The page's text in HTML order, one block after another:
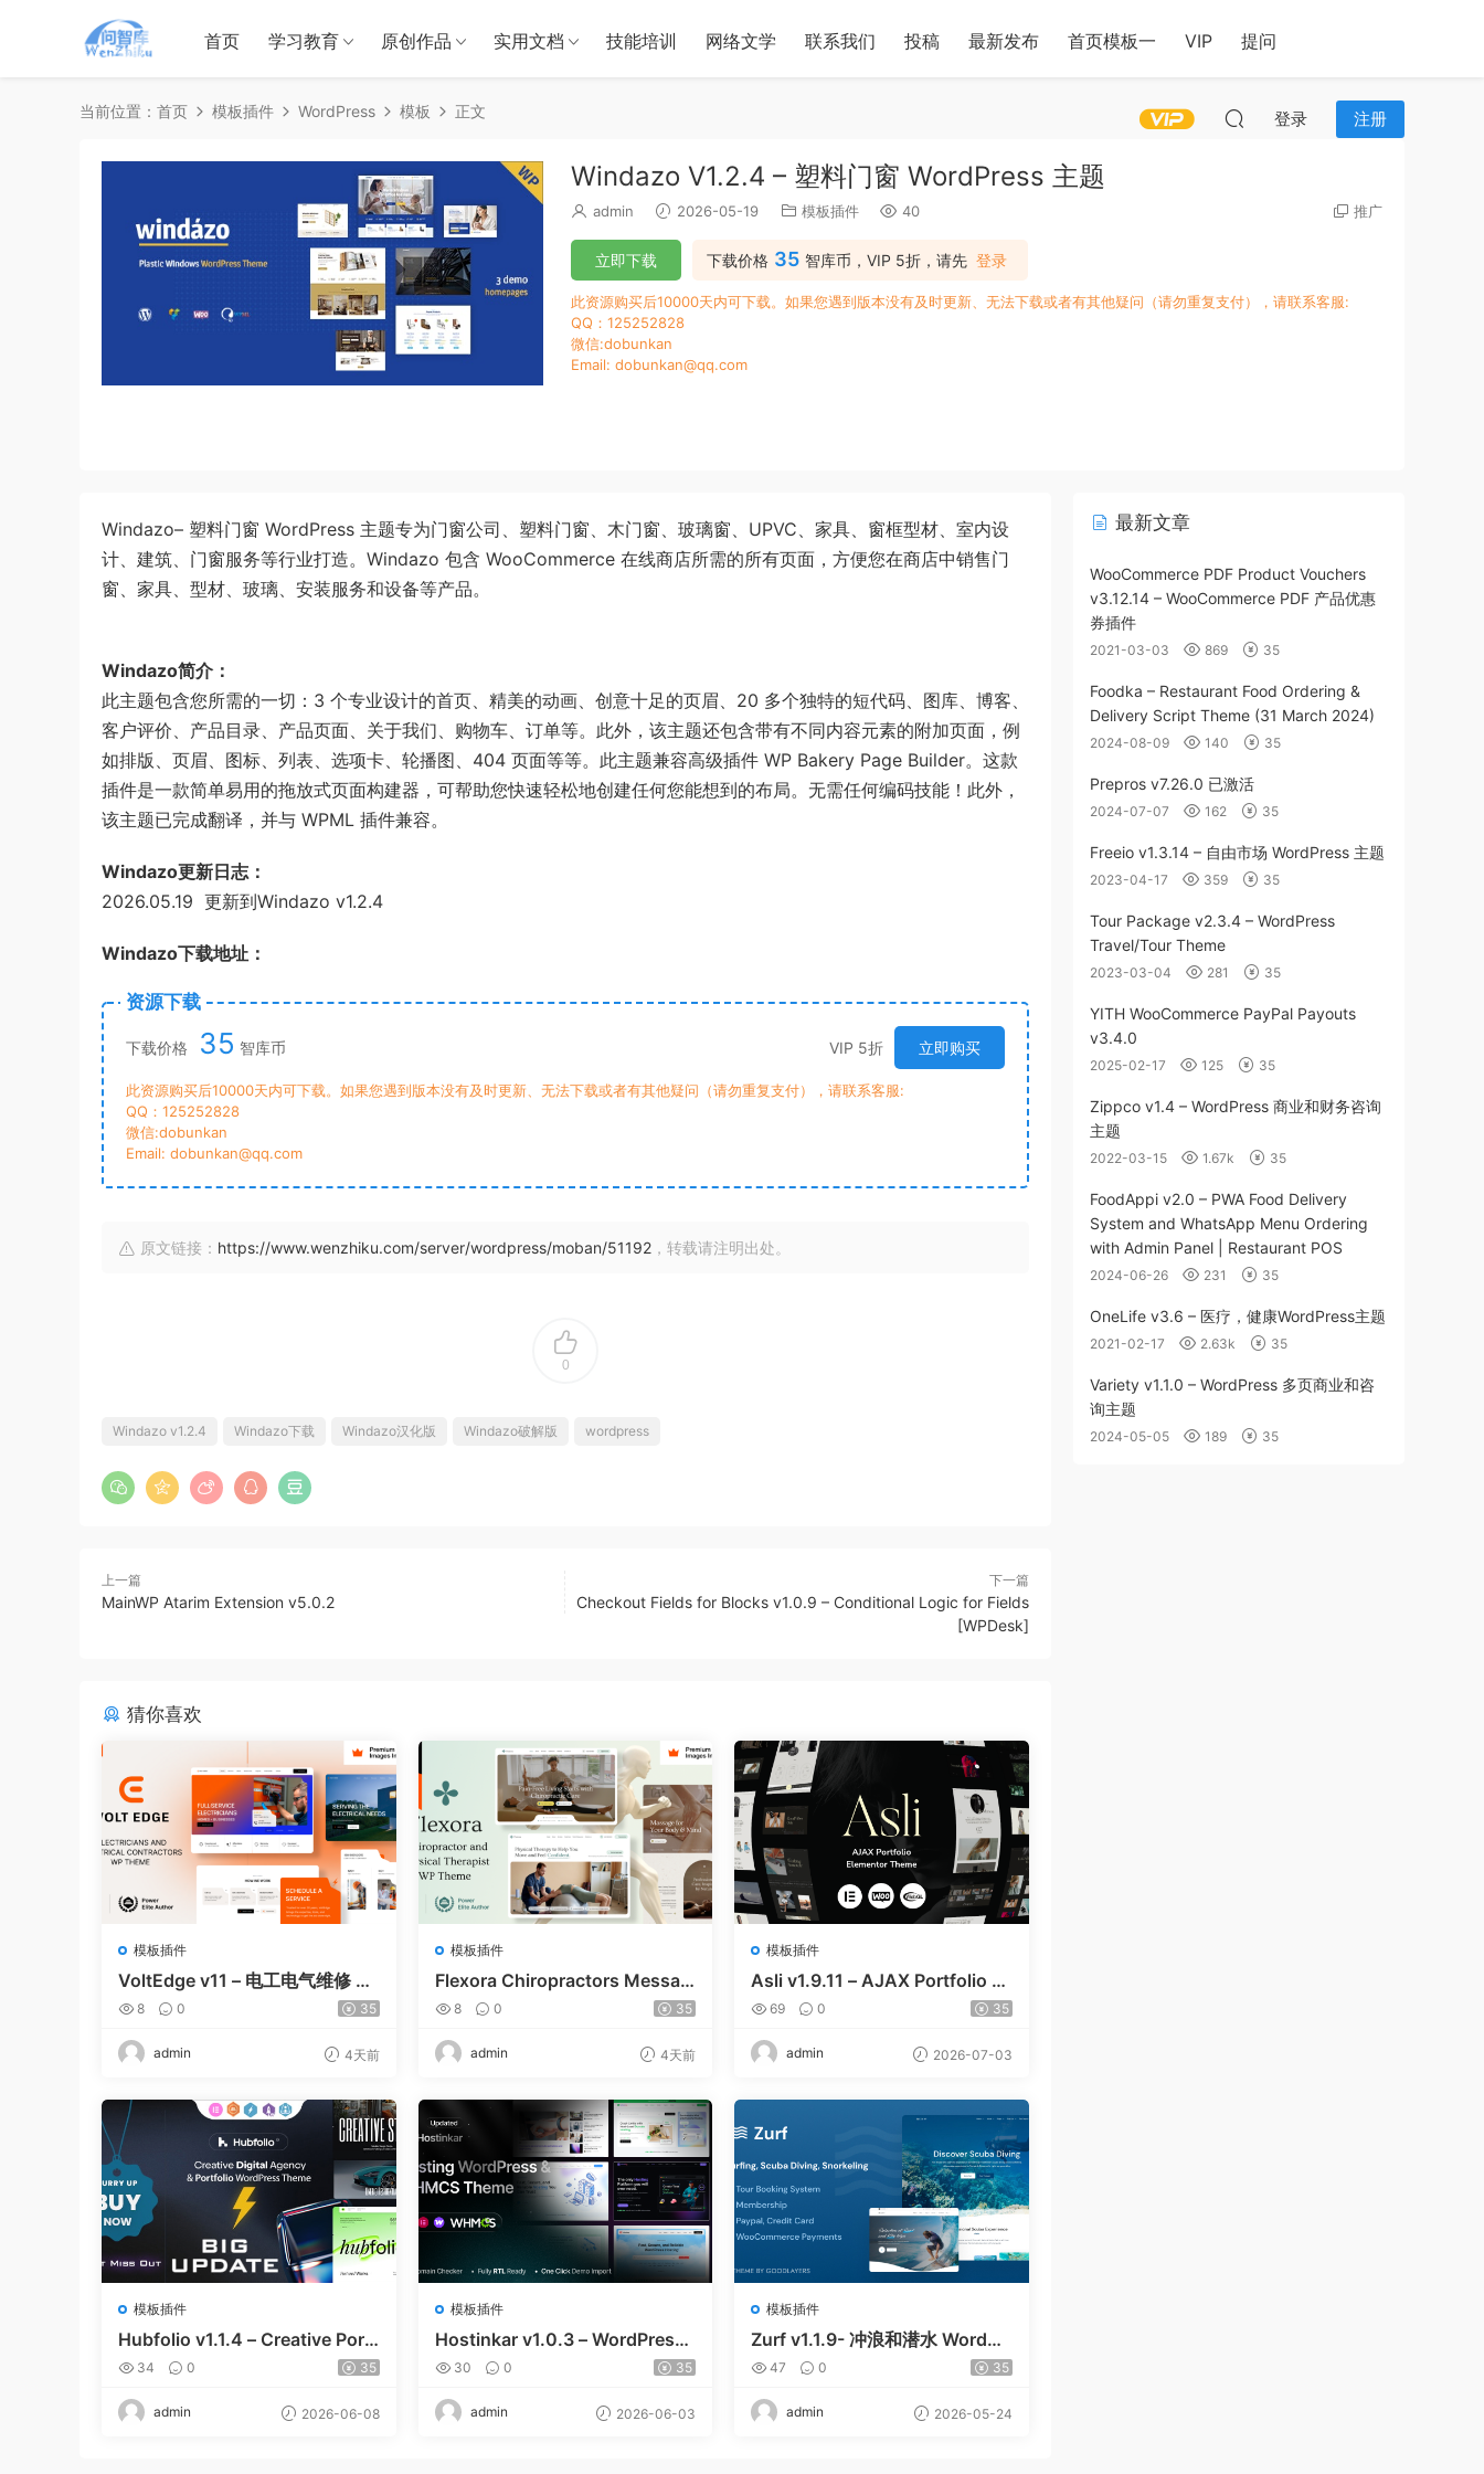
首页 学习教育 原创作品 实用文档 技能培训 网络文学 联系我们 投稿 最新发布 首页模板一 VIP 提问
登录 注册
当前位置： 首页 模板插件 WordPress 模板 正文
Windazo V1.2.4 – 塑料门窗 WordPress 主题
admin 2026-05-19 模板插件 40 推广
下载价格 35 智库币，VIP 5折，请先 登录
立即下载
此资源购买后10000天内可下载。如果您遇到版本没有及时更新、无法下载或者有其他疑问（请勿重复支付），请联系客服:
QQ：125252828
微信:dobunkan
Email: dobunkan@qq.com
Windazo– 塑料门窗 WordPress 主题专为门窗公司、塑料门窗、木门窗、玻璃窗、UPVC、家具、窗框型材、室内设
计、建筑、门窗服务等行业打造。Windazo 包含 WooCommerce 在线商店所需的所有页面，方便您在商店中销售门
窗、家具、型材、玻璃、安装服务和设备等产品。
Windazo简介：
此主题包含您所需的一切：3 个专业设计的首页、精美的动画、创意十足的页眉、20 多个独特的短代码、图库、博客、
客户评价、产品目录、产品页面、关于我们、购物车、订单等。此外，该主题还包含带有不同内容元素的附加页面，例
如排版、页眉、图标、列表、选项卡、轮播图、404 页面等等。此主题兼容高级插件 WP Bakery Page Builder。这款
插件是一款简单易用的拖放式页面构建器，可帮助您快速轻松地创建任何您能想到的布局。无需任何编码技能！此外，
该主题已完成翻译，并与 WPML 插件兼容。
Windazo更新日志：
2026.05.19 更新到Windazo v1.2.4
Windazo下载地址：
资源下载
下载价格 35 智库币 VIP 5折 立即购买
此资源购买后10000天内可下载。如果您遇到版本没有及时更新、无法下载或者有其他疑问（请勿重复支付），请联系客服:
QQ：125252828
微信:dobunkan
Email: dobunkan@qq.com
原文链接： https://www.wenzhiku.com/server/wordpress/moban/51192 ，转载请注明出处。
0
Windazo v1.2.4 Windazo下载 Windazo汉化版 Windazo破解版 wordpress
上一篇
MainWP Atarim Extension v5.0.2
下一篇
Checkout Fields for Blocks v1.0.9 – Conditional Logic for Fields
[WPDesk]
猜你喜欢
模板插件
VoltEdge v11 – 电工电气维修 W
ordPress 主题
8 0 35
admin 4天前
模板插件
Flexora Chiropractors Messag
e and Physical Therapists Wor
8 0 35
admin 4天前
模板插件
Asli v1.9.11 – AJAX Portfolio El
ementor WordPress Theme
69 0 35
admin 2026-07-03
模板插件
Hubfolio v1.1.4 – Creative Portf
olio & Digital Agency WordPre
34 0 35
admin 2026-06-08
模板插件
Hostinkar v1.0.3 – WordPress
& WHMCS 主题
30 0 35
admin 2026-06-03
模板插件
Zurf v1.1.9- 冲浪和潜水 WordPr
ess主题
47 0 35
admin 2026-05-24
最新文章
WooCommerce PDF Product Vouchers
v3.12.14 – WooCommerce PDF 产品优惠
券插件
2021-03-03 869 35
Foodka – Restaurant Food Ordering &
Delivery Script Theme (31 March 2024)
2024-08-09 140 35
Prepros v7.26.0 已激活
2024-07-07 162 35
Freeio v1.3.14 – 自由市场 WordPress 主题
2023-04-17 359 35
Tour Package v2.3.4 – WordPress
Travel/Tour Theme
2023-03-04 281 35
YITH WooCommerce PayPal Payouts
v3.4.0
2025-02-17 125 35
Zippco v1.4 – WordPress 商业和财务咨询
主题
2022-03-15 1.67k 35
FoodAppi v2.0 – PWA Food Delivery
System and WhatsApp Menu Ordering
with Admin Panel | Restaurant POS
2024-06-26 231 35
OneLife v3.6 – 医疗，健康WordPress主题
2021-02-17 2.63k 35
Variety v1.1.0 – WordPress 多页商业和咨
询主题
2024-05-05 189 35